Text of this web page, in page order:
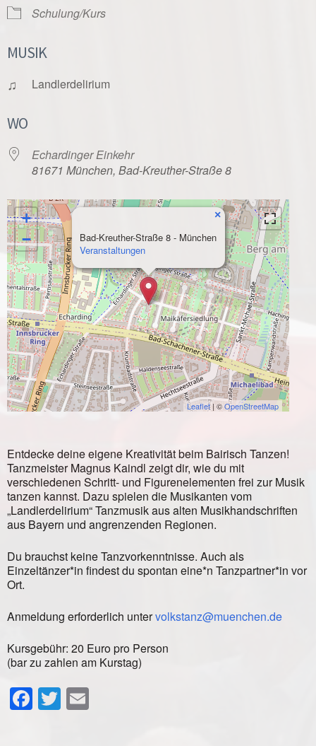
Schulung/Kurs
MUSIK
♫ Landlerdelirium
WO
Echardinger Einkehr
81671 München, Bad-Kreuther-Straße 8
Bad-Kreuther-Straße 8 - München
Veranstaltungen
×
+
−
Leaflet| ©OpenStreetMap
Entdecke deine eigene Kreativität beim Bairisch Tanzen!
Tanzmeister Magnus Kaindl zeigt dir, wie du mit
verschiedenen Schritt- und Figurenelementen frei zur Musik
tanzen kannst. Dazu spielen die Musikanten vom
„Landlerdelirium“ Tanzmusik aus alten Musikhandschriften
aus Bayern und angrenzenden Regionen.
Du brauchst keine Tanzvorkenntnisse. Auch als
Einzeltänzer*in findest du spontan eine*n Tanzpartner*in vor
Ort.
Anmeldung erforderlich untervolkstanz@muenchen.de
Kursgebühr: 20 Euro pro Person
(bar zu zahlen am Kurstag)
Facebook
Twitter